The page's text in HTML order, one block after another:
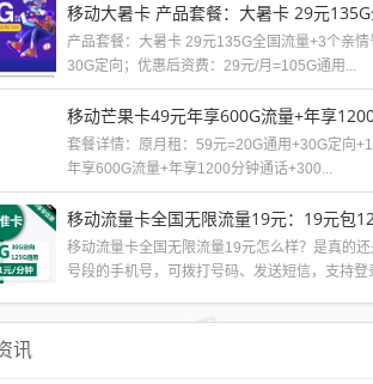
移动大暑卡 产品套餐：大暑卡 29元
产品套餐：大暑卡 29元135G全国流量+3个亲
30G定向；优惠后资费：29元/月=105G通用...
套餐详情：原月租：59元=20G通用+30G定向
年享600G流量+年享1200分钟通话+300...
移动流量卡全国无限流量19元：19元包
移动流量卡全国无限流量19元怎么样？是真的
号段的手机号，可拨打号码、发送短信，支持登
讯